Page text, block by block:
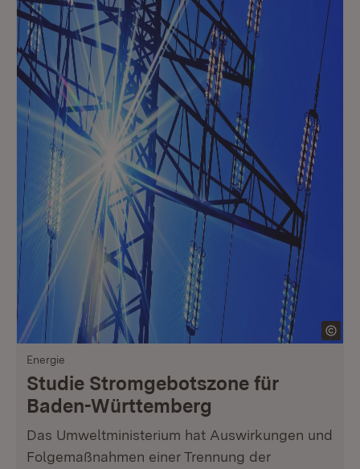
Energie
Studie Stromgebotszone für
Baden-Württemberg
Das Umweltministerium hat Auswirkungen und
Folgemaßnahmen einer Trennung der